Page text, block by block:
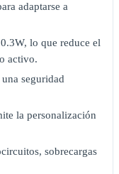
adaptarse a
lo que reduce el
activo.
seguridad
la personalización
sobrecargas